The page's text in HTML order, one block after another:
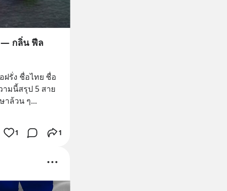
— กลิ่น ฟีล
รั่ง ชื่อไทย ชื่อ
มนี้สรุป 5 สาย
าล้วน ๆ...
1 1